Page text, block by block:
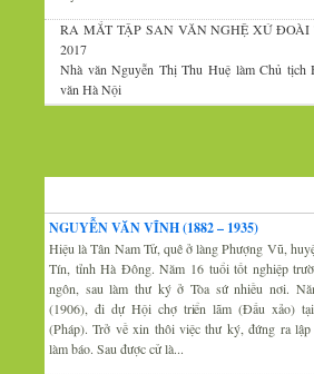
RA MẮT TẬP SAN VĂN NGHỆ XỨ ĐOÀI
2017
Nhà văn Nguyễn Thị Thu Huệ làm Chủ tịch
văn Hà Nội
NGUYỄN VĂN VĨNH (1882 – 1935)
Hiệu là Tân Nam Tử, quê ở làng Phượng Vũ,
Tín, tỉnh Hà Đông. Năm 16 tuổi tốt nghiệp
ngôn, sau làm thư ký ở Tòa sứ nhiều nơi.
(1906), đi dự Hội chợ triển lãm (Đấu xảo)
(Pháp). Trở về xin thôi việc thư ký, đứng ra lập
làm báo. Sau được cử là...